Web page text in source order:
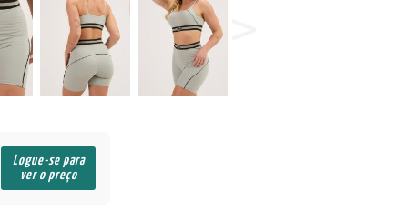
Logue-se para
ver o preço